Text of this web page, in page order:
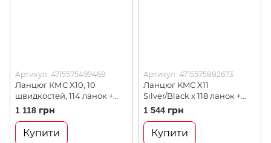
Артикул: 4715575499468
Ланцюг КМС X10, 10
швидкостей, 114 ланок +
замок ОЕМ (KMC X10-5,
1 118 грн
Купити
Артикул: 4715575882673
Ланцюг KMC X11
Silver/Black x 118 ланок +
замок ОЕМ (KMC X11-
5(OEM)_NB)
1 544 грн
Купити